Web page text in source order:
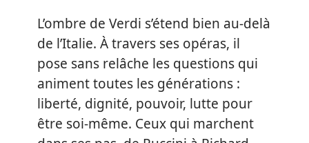
L’ombre de Verdi s’étend bien au-delà
de l’Italie. À travers ses opéras, il
pose sans relâche les questions qui
animent toutes les générations :
liberté, dignité, pouvoir, lutte pour
être soi-même. Ceux qui marchent